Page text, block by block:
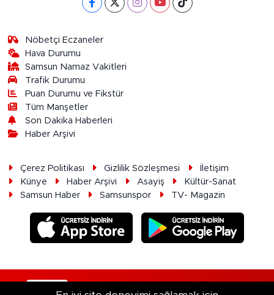
Nöbetçi Eczaneler
Hava Durumu
Samsun Namaz Vakitleri
Trafik Durumu
Puan Durumu ve Fikstür
Tüm Manşetler
Son Dakika Haberleri
Haber Arşivi
Çerez Politikası Gizlilik Sözleşmesi
İletişim
Künye
Haber Arşivi Asayiş
Kültür-Sanat
Samsun Haber
Samsunspor TV- Magazin